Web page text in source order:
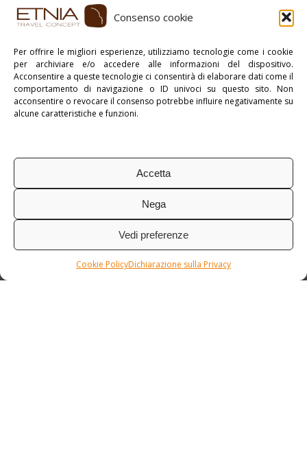
Consenso cookie
Per offrire le migliori esperienze, utilizziamo tecnologie come i cookie
per archiviare e/o accedere alle informazioni del dispositivo.
Acconsentire a queste tecnologie ci consentirà di elaborare dati come il
comportamento di navigazione o ID univoci su questo sito. Non
acconsentire o revocare il consenso potrebbe influire negativamente su
alcune caratteristiche e funzioni.
Accetta
Nega
Vedi preferenze
Cookie PolicyDichiarazione sulla Privacy
> >